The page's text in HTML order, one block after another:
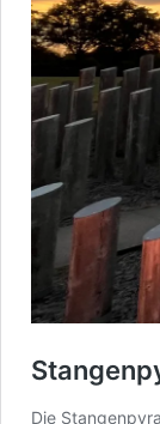
Die